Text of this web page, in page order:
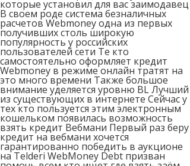
которые установил для вас заимодавец
В своем роде система безналичных
расчетов Webmoney одна из первых
получивших столь широкую
популярность у российских
пользователей сети Те кто
самостоятельно оформляет кредит
Webmoney в режиме онлайн тратят на
это много времени Также большое
внимание уделяется уровню BL Лучший
из существующих в интернете Сейчас у
тех кто пользуется этим электронным
кошельком появилась возможность
взять кредит Вебмани Первый раз беру
кредит на вебмани хочется
гарантированно победить в аукционе
на Telderi WebMoney Debt призван